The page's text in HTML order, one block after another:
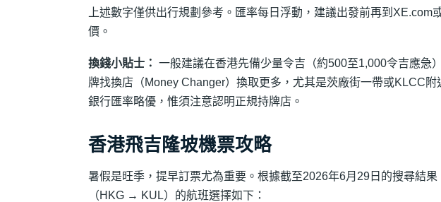
上述數字僅供出行規劃參考。匯率每日浮動，建議出發前再到XE.com
價。
換錢小貼士： 一般建議在香港先備少量令吉（約500至1,000令吉應急
牌找換店（Money Changer）換取更多，尤其是茨廠街一帶或KLCC附
銀行匯率略優，惟須注意認明正規持牌店。
香港飛吉隆坡機票攻略
暑假是旺季，提早訂票尤為重要。根據截至2026年6月29日的搜尋結
（HKG → KUL）的航班選擇如下：